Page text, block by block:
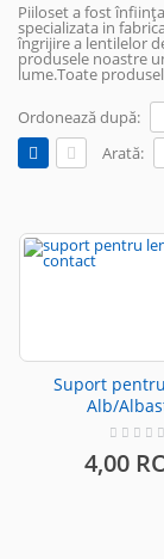
Piiloset a fost
specializata in
îngrijire a lentilelor
produsele noastre
lume.Toate
Ordonează după:
Arată:
Suport
Alb/
4,00